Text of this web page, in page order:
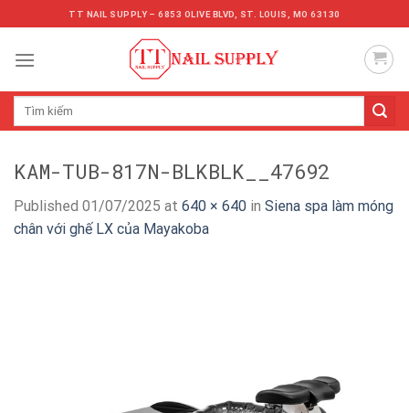
to
content
TT NAIL SUPPLY – 6853 OLIVE BLVD, ST. LOUIS, MO 63130
Tìm
KAM-TUB-817N-BLKBLK__47692
Published 01/07/2025 at 640 × 640 in Siena spa làm móng
chân với ghế LX của Mayakoba